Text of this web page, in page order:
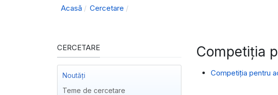
Acasă Cercetare
Competiția
Competiția pentru
CERCETARE
Noutăți
Teme de cercetare